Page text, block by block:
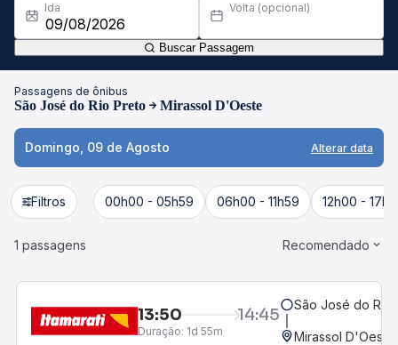
Ida Volta (opcional)
Buscar Passagem
Passagens de ônibus
São José do Rio Preto Mirassol D'Oeste
Domingo, 09 de Agosto Alterar data
Filtros 00h00 - 05h59 06h00 - 11h59 12h00 -
1 passagens Recomendado
13:50 14:45
Duração: 1d 55m
São José do Rio
Mirassol